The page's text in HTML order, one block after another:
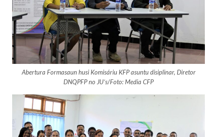
Abertura Formasaun husi Komisáriu KFP asuntu disiplinar, Diretor
DNQPFP no JU’s/Foto: Media CFP